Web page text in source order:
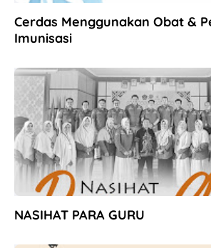
Cerdas Menggunakan Obat &
Imunisasi
NASIHAT PARA GURU